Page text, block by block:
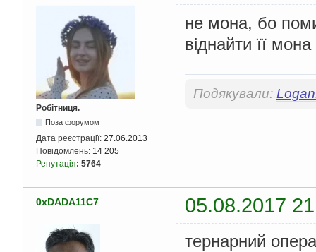
Робітниця.
Поза форумом
Дата реєстрації: 27.06.2013
Повідомлень: 14 205
Репутація: 5764
не мона, бо
віднайти її
Подякували:
0xDADA11C7 05.08.2017
тернарний